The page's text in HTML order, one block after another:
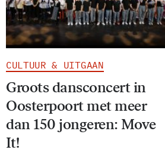
CULTUUR & UITGAAN
Groots dansconcert in
Oosterpoort met meer
dan 150 jongeren: Move
It!